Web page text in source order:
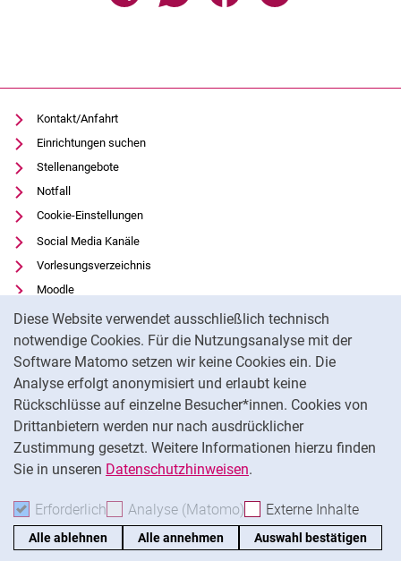
Diese Website verwendet ausschließlich technisch
notwendige Cookies. Für die Nutzungsanalyse mit der
Software Matomo setzen wir keine Cookies ein. Die
Analyse erfolgt anonymisiert und erlaubt keine
Rückschlüsse auf einzelne Besucher*innen. Cookies von
Drittanbietern werden nur nach ausdrücklicher
Zustimmung gesetzt. Weitere Informationen hierzu finden
Sie in unseren Datenschutzhinweisen.
Erforderlich Erforderliche Cookies akzeptieren
Analyse (Matomo) Analyse-Cookies
Externe Inhalte
Alle ablehnen Alle annehmen Auswahl bestätigen
Kontakt/Anfahrt
Einrichtungen suchen
Stellenangebote
Notfall
Cookie-Einstellungen
Social Media Kanäle
Vorlesungsverzeichnis
Moodle
Panopto
Universitätsbibliothek
Datenschutz
Barrierefreiheit
Transparenter KI-Einsatz